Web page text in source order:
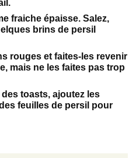
fraiche épaisse. Salez,
brins de persil
rouges et faites-les revenir
mais ne les faites pas trop
toasts, ajoutez les
feuilles de persil pour